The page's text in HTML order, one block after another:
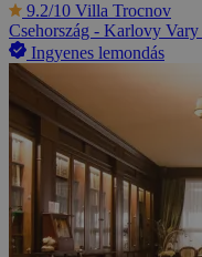
9.2/10 Villa Trocnov
Csehország - Karlovy Vary
Ingyenes lemondás